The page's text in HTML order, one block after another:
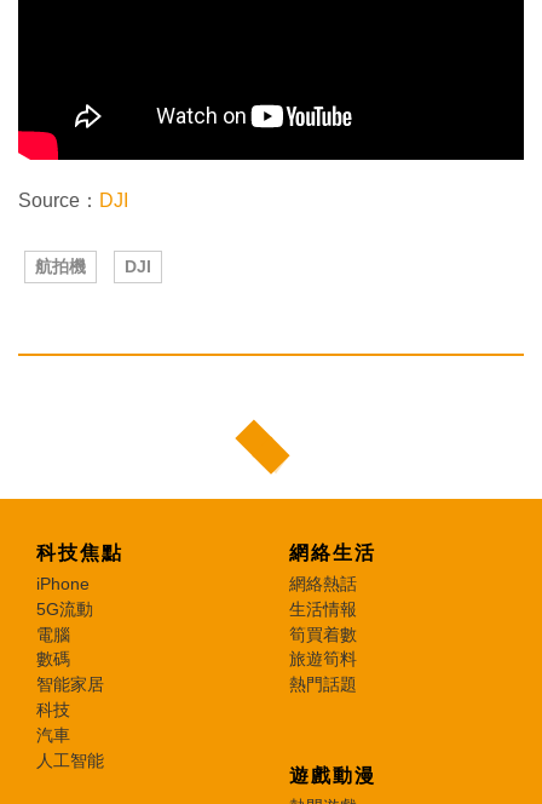
Source： DJI
航拍機 DJI
科技焦點
iPhone
5G流動
電腦
數碼
智能家居
科技
汽車
人工智能
網絡生活
網絡熱話
生活情報
筍買着數
旅遊筍料
熱門話題
遊戲動漫